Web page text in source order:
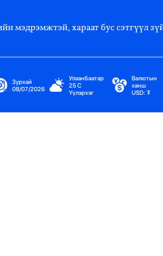
мэдрэмжтэй, хараат бус сэтгүүл
Зурхай
08/07/2026
Улаанбаатар
25C
Үүлэрхэг
Валютын
ханш
USD: ₮